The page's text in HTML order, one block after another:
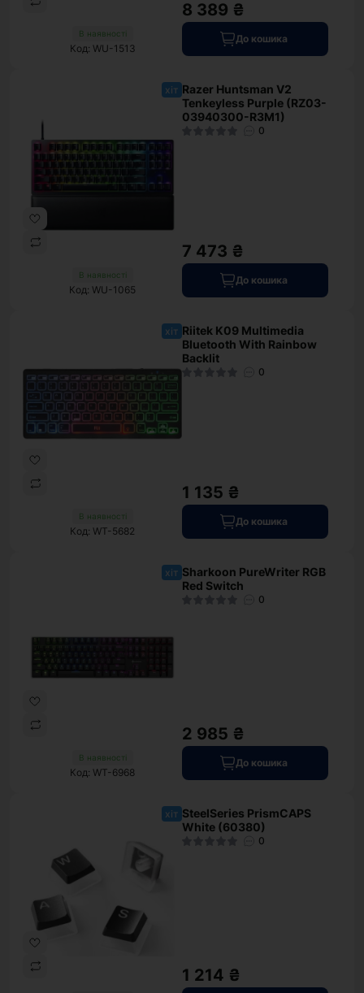
В наявності
Код: WU-1513
8 389 ₴
До кошика
хіт
В наявності
Код: WU-1065
Razer Huntsman V2
Tenkeyless Purple (RZ03-
03940300-R3M1)
0
7 473 ₴
До кошика
хіт
В наявності
Код: WT-5682
Riitek K09 Multimedia
Bluetooth With Rainbow
Backlit
0
1 135 ₴
До кошика
хіт
В наявності
Код: WT-6968
Sharkoon PureWriter RGB
Red Switch
0
2 985 ₴
До кошика
хіт SteelSeries PrismCAPS
White (60380)
0
1 214 ₴